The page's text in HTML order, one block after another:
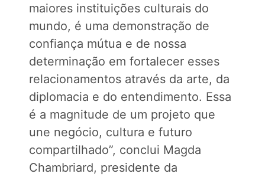
maiores instituições culturais do
mundo, é uma demonstração de
confiança mútua e de nossa
determinação em fortalecer esses
relacionamentos através da arte, da
diplomacia e do entendimento. Essa
é a magnitude de um projeto que
une negócio, cultura e futuro
compartilhado”, conclui Magda
Chambriard, presidente da